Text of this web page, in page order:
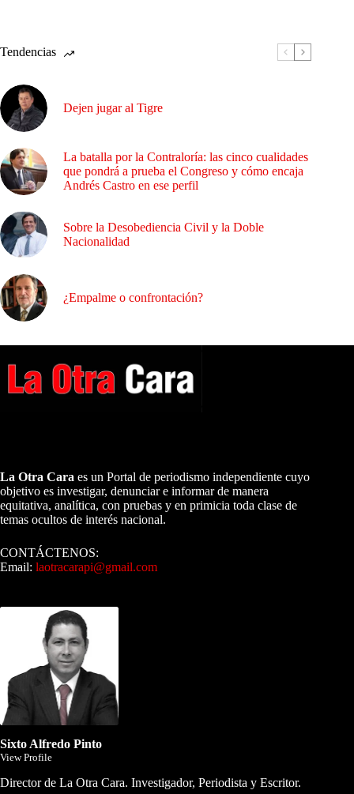
Tendencias
Dejen jugar al Tigre
La batalla por la Contraloría: las cinco cualidades
que pondrá a prueba el Congreso y cómo encaja
Andrés Castro en ese perfil
Sobre la Desobediencia Civil y la Doble
Nacionalidad
¿Empalme o confrontación?
La Otra Cara es un Portal de periodismo independiente cuyo
objetivo es investigar, denunciar e informar de manera
equitativa, analítica, con pruebas y en primicia toda clase de
temas ocultos de interés nacional.
CONTÁCTENOS:
Email: laotracarapi@gmail.com
Sixto Alfredo Pinto
View Profile
Director de La Otra Cara. Investigador, Periodista y Escritor.